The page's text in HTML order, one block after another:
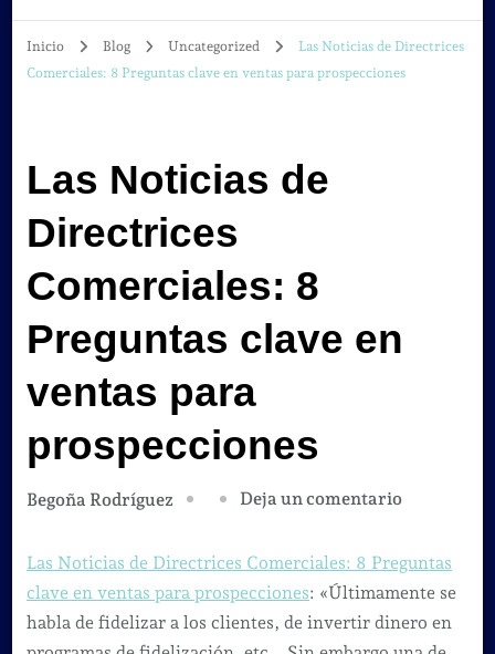
Inicio Blog Uncategorized
Las Noticias de Directrices
Comerciales: 8 Preguntas clave en ventas para prospecciones
Las Noticias de
Directrices
Comerciales: 8
Preguntas clave en
ventas para
prospecciones
Begoña Rodríguez Deja un comentarioen
Noticias
de
Directrices
Las Noticias de Directrices Comerciales: 8 Preguntas
clave en ventas para prospecciones: «Últimamente se
habla de fidelizar a los clientes, de invertir dinero en